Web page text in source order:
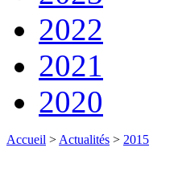
2022
2021
2020
Accueil > Actualités > 2015